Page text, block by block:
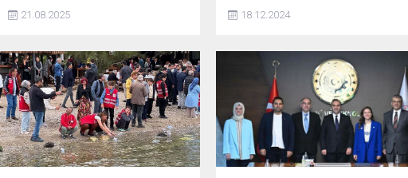
platformu NEXT Sosyal üzerinden
ilk paylaşımını yaptı.
duvarlar arasında bir çiçek açtı...
Hazır mısınız? Başlıyoruz." ifadesini
kullandı.
21.08.2025
yaşlı ve kadın esirleri bırakacak.
İsrail ordusu da Gazze'den
yandan Netanyahu bu çerçevede
yarın kritik bir ziyaret
gerçekleştirecek.
18.12.2024